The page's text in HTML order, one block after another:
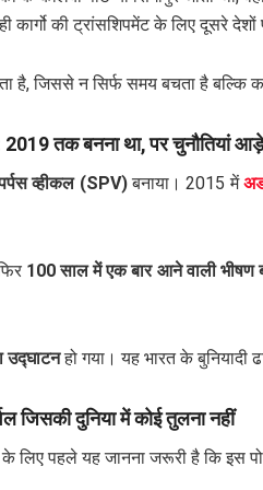
कार्गो की ट्रांसशिपमेंट के लिए दूसरे
जिससे न सिर्फ समय बचता है बल्कि
तक बनना था, पर चुनौतियां
व्हीकल (SPV)बनाया। 2015 में
100 साल में एक बार आने वाली भीषण
हो गया। यह भारत के बुनियादी
जिसकी दुनिया में कोई तुलना नहीं
पहले यह जानना जरूरी है कि इस